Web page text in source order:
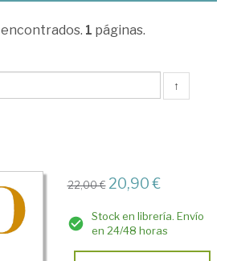
1 páginas.
↑
22,00 € 20,90 €
Stock en librería. Envío
en 24/48 horas